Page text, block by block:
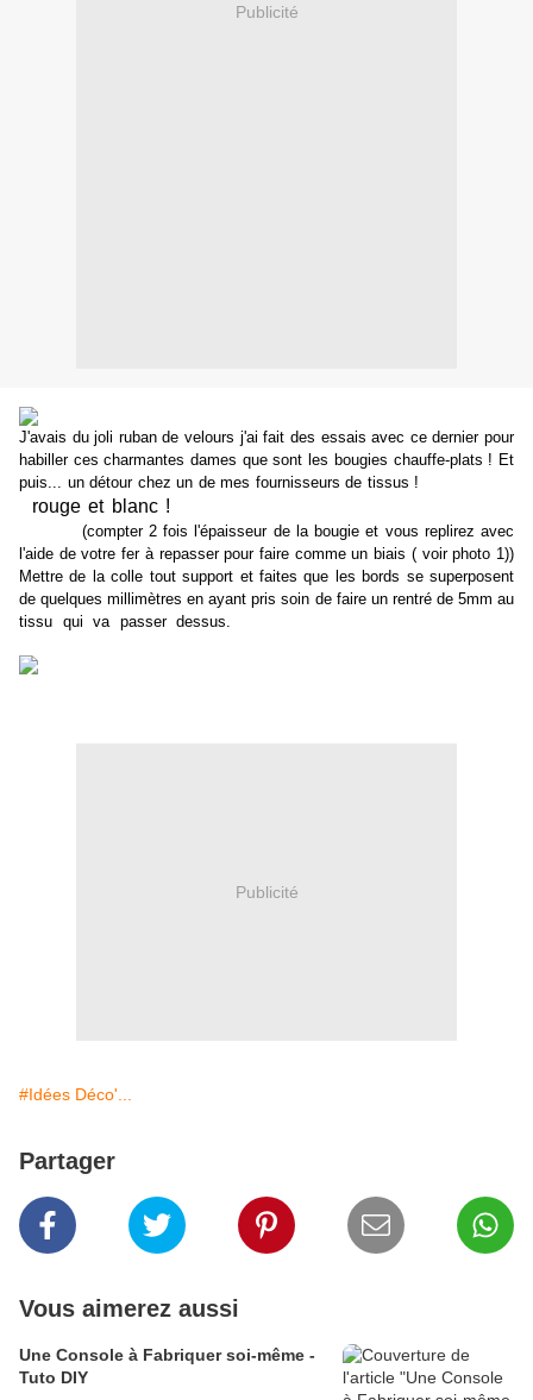
Publicité
J'avais du joli ruban de velours j'ai fait des essais avec ce dernier pour
habiller ces charmantes dames que sont les bougies chauffe-plats ! Et
puis... un détour chez un de mes fournisseurs de tissus !
rouge et blanc !
(compter 2 fois l'épaisseur de la bougie et vous replirez avec
l'aide de votre fer à repasser pour faire comme un biais ( voir photo 1))
Mettre de la colle tout support et faites que les bords se superposent
de quelques millimètres en ayant pris soin de faire un rentré de 5mm au
tissu qui va passer dessus.
Publicité
#Idées Déco'...
Partager
Vous aimerez aussi
Une Console à Fabriquer soi-même -
Tuto DIY